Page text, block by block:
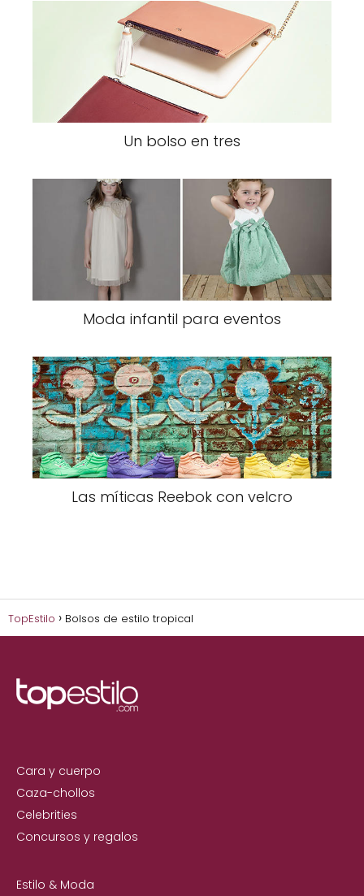
Un bolso en tres
Moda infantil para eventos
Las míticas Reebok con velcro
TopEstilo Bolsos de estilo tropical
Cara y cuerpo
Caza-chollos
Celebrities
Concursos y regalos
Estilo & Moda